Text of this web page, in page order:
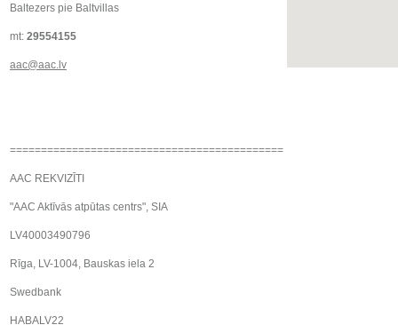
Baltezers pie Baltvillas
mt: 29554155
aac@aac.lv
============================================
AAC REKVIZĪTI
"AAC Aktīvās atpūtas centrs", SIA
LV40003490796
Rīga, LV-1004, Bauskas iela 2
Swedbank
HABALV22